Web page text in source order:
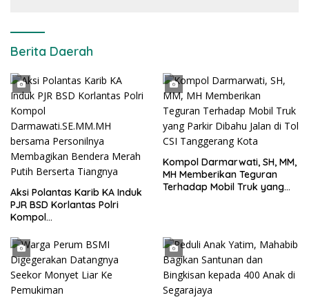
Berita Daerah
Aksi Polantas Karib KA Induk
PJR BSD Korlantas Polri
Kompol
bersama Personilnya
Membagikan Bendera Merah
Putih Berserta Tiangnya
Kompol Darmarwati, SH, MM,
MH Memberikan Teguran
Terhadap Mobil Truk yang